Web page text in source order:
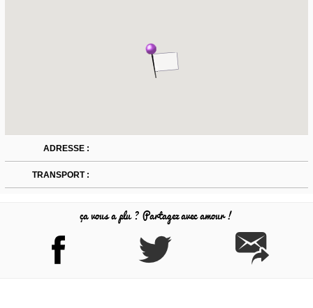
ADRESSE :
TRANSPORT :
ça vous a plu ? Partagez avec amour !